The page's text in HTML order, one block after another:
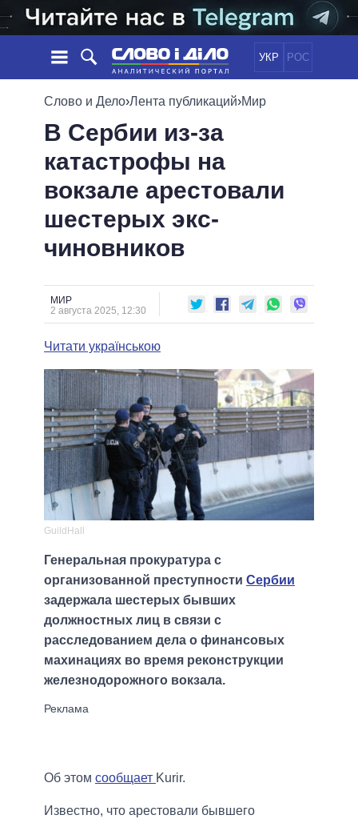
УКР РОС
НОВОСТИ
ЛЕНТА
СОБЫТИЯ
СТАТЬИ
ОБЗОРЫ
ДАЙДЖЕСТЫ
ПОЛИТИКА
ЭКОНОМИКА
ОБЩЕСТВО
ОБЕЩАНИЯ
ПОЛИТИКИ
ПРЕЗИДЕНТ И ОФИС
ВЕРХОВНАЯ РАДА
ГЛАВЫ ОБЛАДМИНИСТРАЦИЙ
МЭРЫ
ВСЕ ПЕРСОНЫ
ИНФОГРАФИКА
ВИДЕО
СРАВНЕНИЕ ПОЛИТИКОВ
Слово и Дело›Лента публикаций›Мир
В Сербии из-за
катастрофы на
вокзале арестовали
шестерых экс-
чиновников
МИР
2 августа 2025, 12:30
Читати українською
GuildHall
Генеральная прокуратура с
организованной преступности Сербии
задержала шестерых бывших
должностных лиц в связи с
расследованием дела о финансовых
махинациях во время реконструкции
железнодорожного вокзала.
Об этом сообщает Kurir.
Известно, что арестовали бывшего